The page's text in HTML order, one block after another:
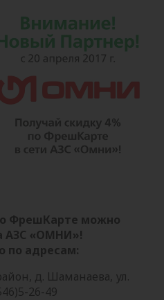
ФрешКарте можно
АЗС «ОМНИ»!
по адресам:
д. Шаманаева, ул.
26-49